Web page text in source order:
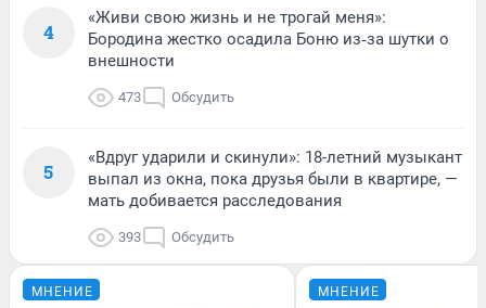
4
«Живи свою жизнь и не трогай меня»:
Бородина жестко осадила Боню из‑за шутки о
внешности
473 Обсудить
5
«Вдруг ударили и скинули»: 18-летний музыкант
выпал из окна, пока друзья были в квартире, —
мать добивается расследования
393 Обсудить
МНЕНИЕ МНЕНИЕ